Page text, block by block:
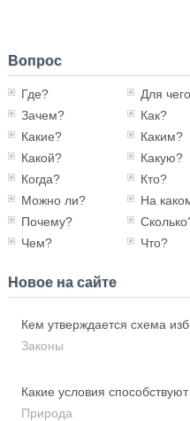
Вопрос
Где? Для
Зачем?
Как?
Какие?
Каким?
Какой?
Какую?
Когда?
Кто?
Можно ли?
На
Почему?
Чем?
Что?
Новое на сайте
Кем утверждается схема
Законы
Какие условия
Природа